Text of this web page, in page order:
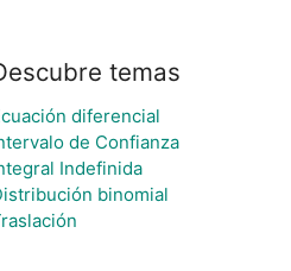
temas
diferencial
de Confianza
Indefinida
binomial